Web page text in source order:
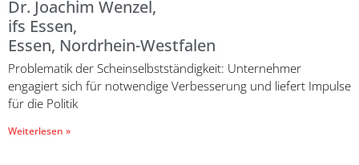
Dr. Joachim Wenzel,
ifs Essen,
Essen, Nordrhein-Westfalen
Problematik der Scheinselbstständigkeit: Unternehmer
engagiert sich für notwendige Verbesserung und liefert Impulse
für die Politik
Weiterlesen »